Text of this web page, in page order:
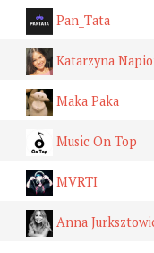
Pan_Tata
Katarzyna
Maka Paka
Music On Top
MVRTI
Anna